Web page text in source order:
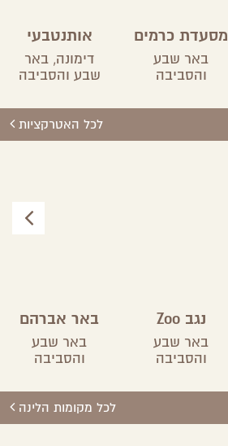
מסעדת כרמים
באר שבע
והסביבה
אותנטבעי
דימונה, באר
שבע והסביבה
לכל האטרקציות
נגב Zoo
באר שבע
והסביבה
באר אברהם
באר שבע
והסביבה
לכל מקומות הלינה